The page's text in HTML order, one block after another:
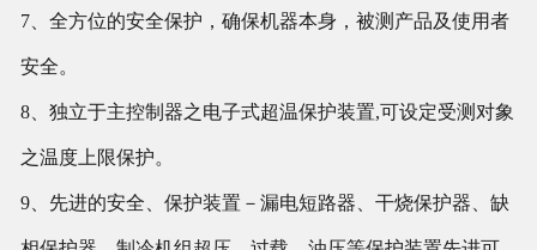
7、全方位的安全保护，确保机器本身，被测产品及使用者
安全。
8、独立于主控制器之电子式超温保护装置,可设定受测对象
之温度上限保护。
9、先进的安全、保护装置－漏电短路器、干烧保护器、缺